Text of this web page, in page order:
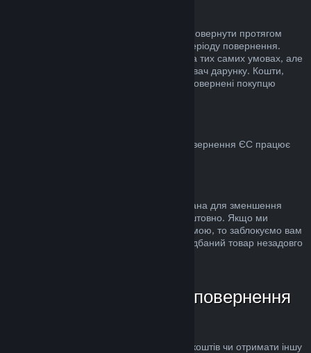
Кошти за невикористані дарунки можна повернути протягом
стандартного 14-денного/2-годинного періоду повернення.
Використані дарунки можна повернути на тих самих умовах, але
ініціатором повернення має бути отримувач дарунку. Кошти,
використані для купівлі дарунку, будуть повернені покупцю
Для пояснення, яким чином право на повернення ЄС працює
Можливість повернення коштів була додана для зменшення
ризиків, а не як спосіб грати в ігри безкоштовно. Якщо ми
помітимо, що ви зловживаєте цією системою, то заблокуємо вам
доступ до неї. Повернення коштів за придбаний товар незадовго
Як надіслати запит на повернення
Ви можете подати запит на повернення коштів чи отримати іншу